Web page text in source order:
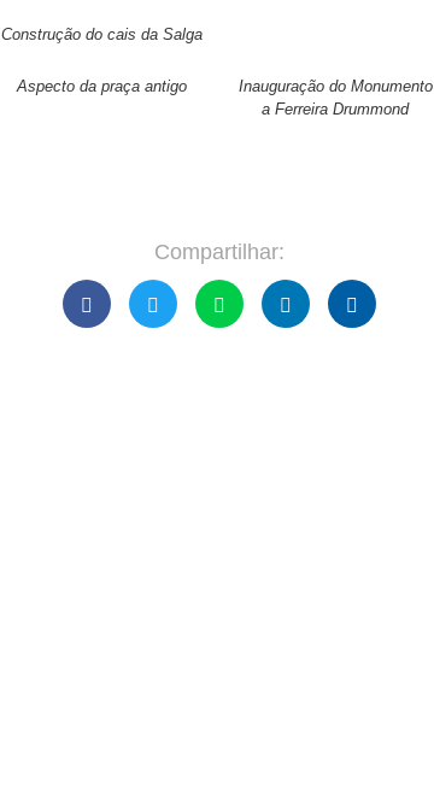
Construção do cais da Salga
Aspecto da praça antigo
Inauguração do Monumento
a Ferreira Drummond
Compartilhar: